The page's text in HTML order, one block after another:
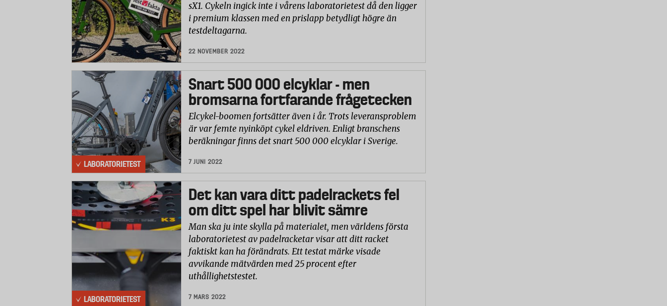
sX1. Cykeln ingick inte i vårens laboratorietest då den ligger
i premium klassen med en prislapp betydligt högre än
testdeltagarna.
22 NOVEMBER 2022
LABORATORIETEST
Snart 500 000 elcyklar - men
bromsarna fortfarande frågetecken
Elcykel-boomen fortsätter även i år. Trots leveransproblem
är var femte nyinköpt cykel eldriven. Enligt branschens
beräkningar finns det snart 500 000 elcyklar i Sverige.
7 JUNI 2022
LABORATORIETEST
Det kan vara ditt padelrackets fel
om ditt spel har blivit sämre
Man ska ju inte skylla på materialet, men världens första
laboratorietest av padelracketar visar att ditt racket
faktiskt kan ha förändrats. Ett testat märke visade
avvikande mätvärden med 25 procent efter
uthållighetstestet.
7 MARS 2022